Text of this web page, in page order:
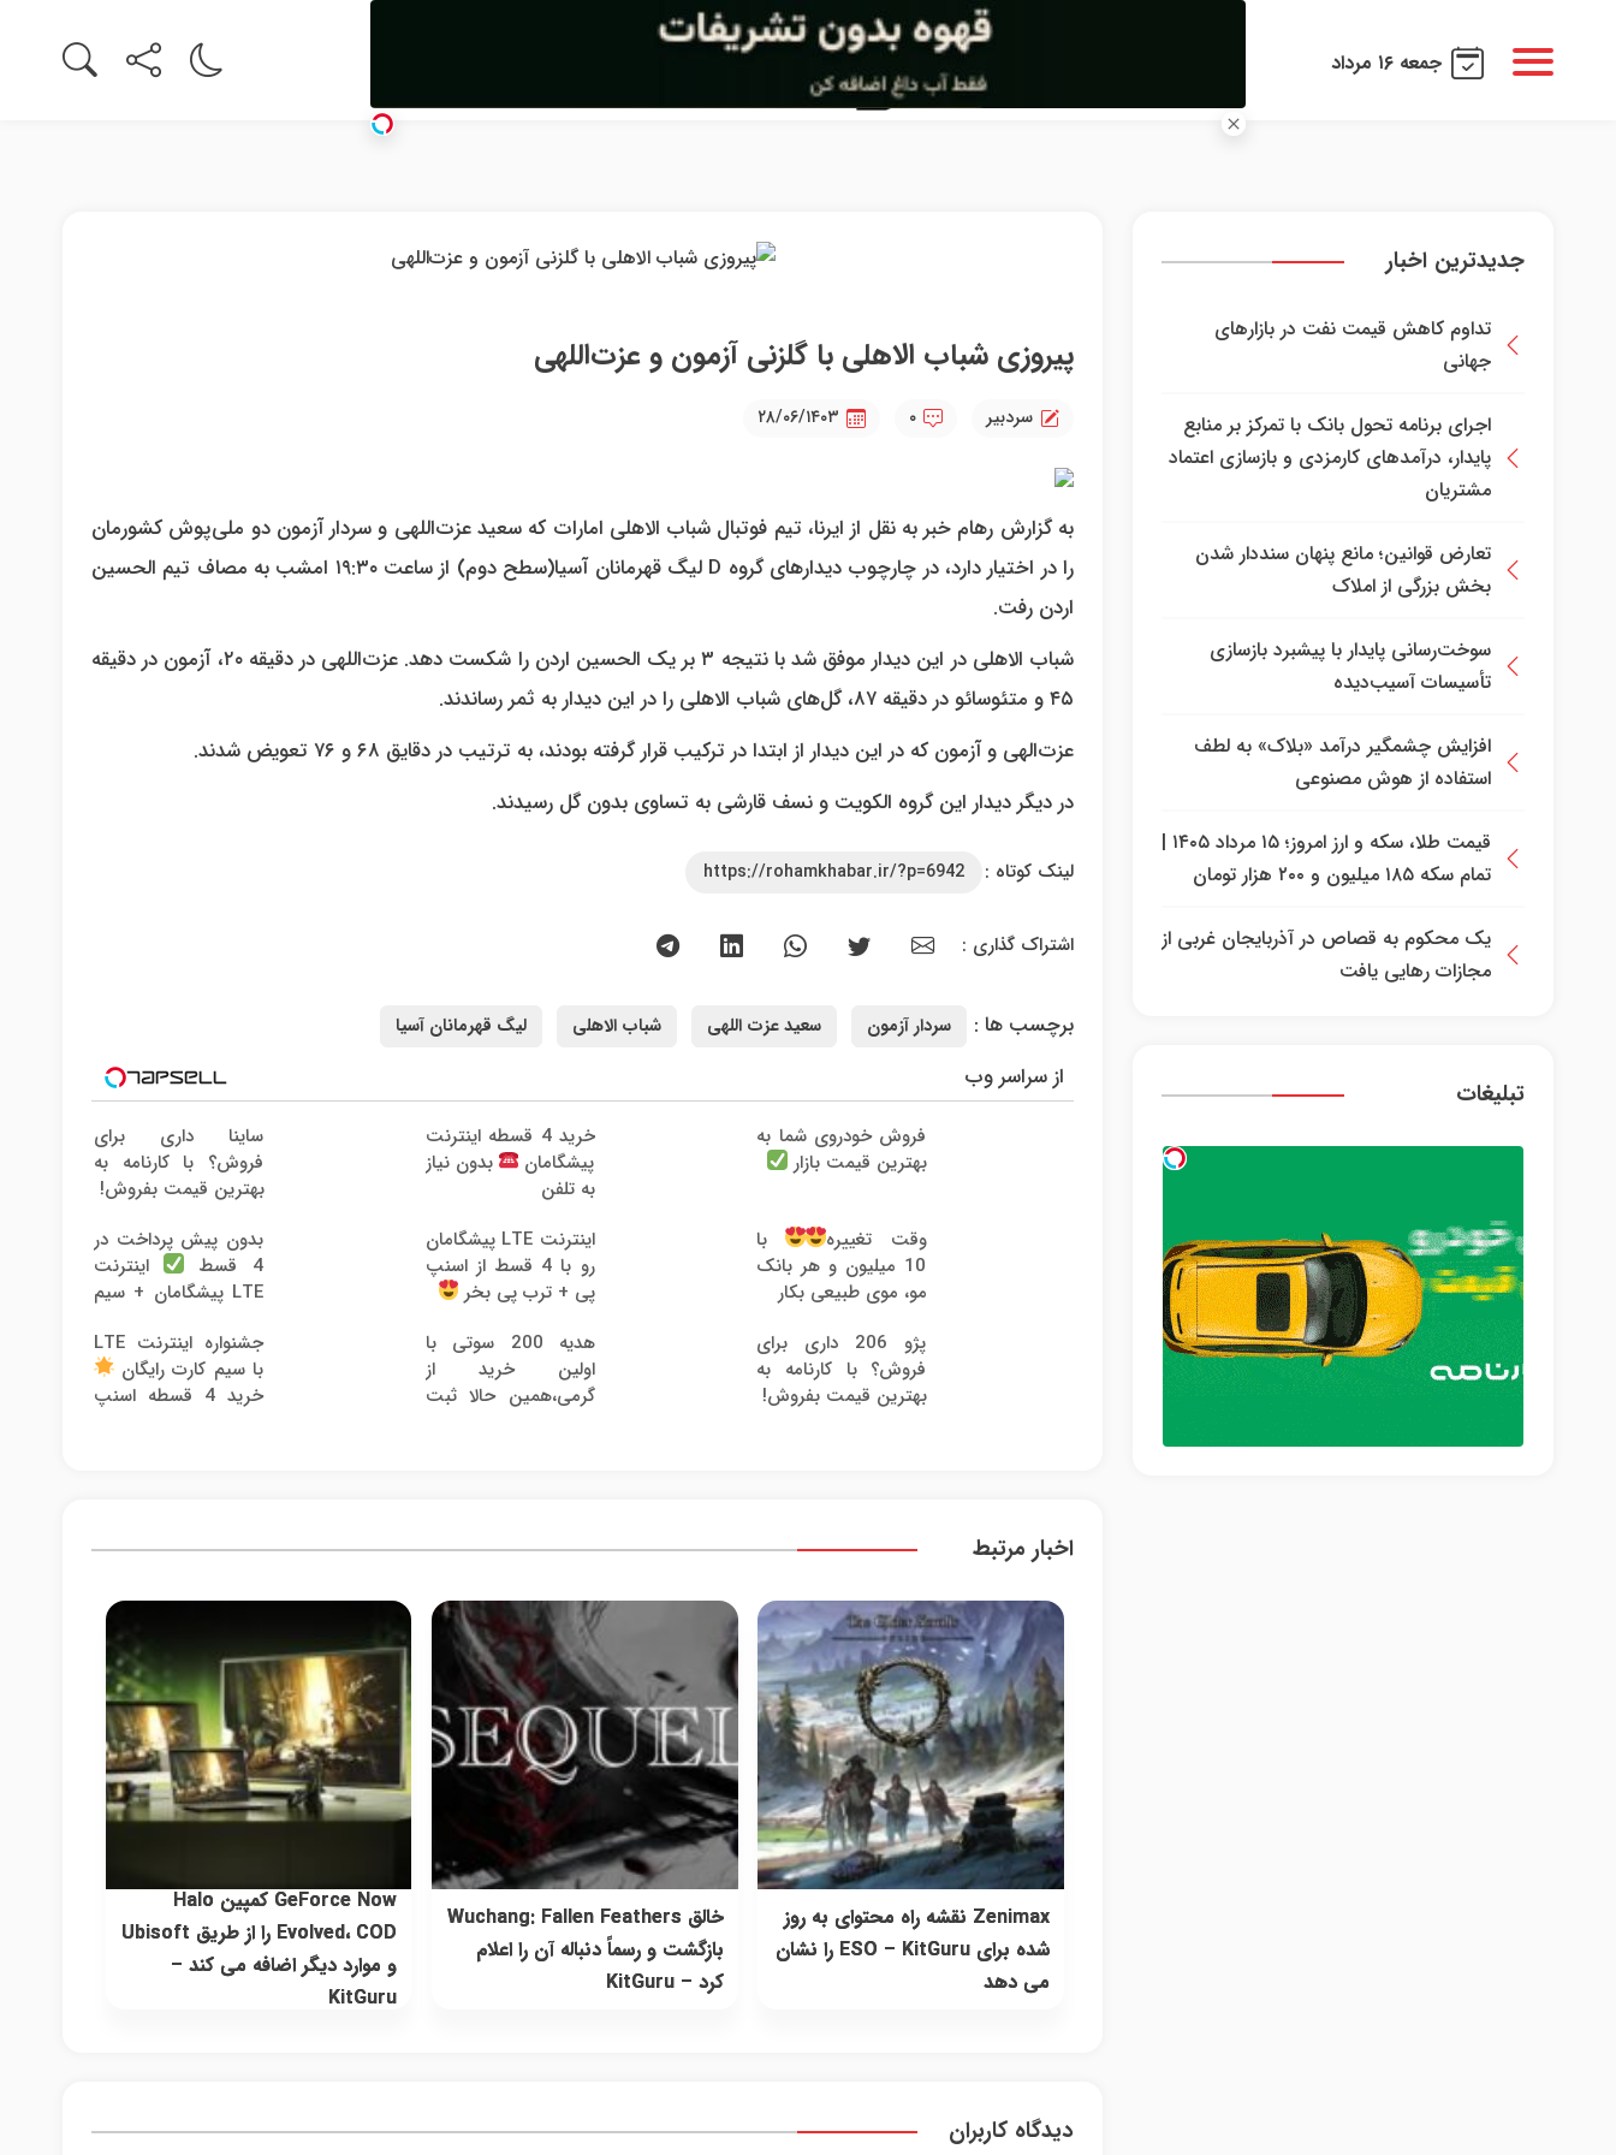
جمعه ۱۶ مرداد
جدیدترین اخبار
تداوم کاهش قیمت نفت در بازارهای
جهانی
اجرای برنامه تحول بانک با تمرکز بر منابع
پایدار، درآمدهای کارمزدی و بازسازی اعتماد
مشتریان
تعارض قوانین؛ مانع پنهان سنددار شدن
بخش بزرگی از املاک
سوخت‌رسانی پایدار با پیشبرد بازسازی
تأسیسات آسیب‌دیده
افزایش چشمگیر درآمد «بلاک» به لطف
استفاده از هوش مصنوعی
قیمت طلا، سکه و ارز امروز؛ ۱۵ مرداد ۱۴۰۵ |
تمام سکه ۱۸۵ میلیون و ۲۰۰ هزار تومان
یک محکوم به قصاص در آذربایجان‌ غربی از
مجازات رهایی یافت
تبلیغات
پیروزی شباب الاهلی با گلزنی آزمون و عزت‌اللهی
سردبیر ۰ ۲۸/۰۶/۱۴۰۳
به گزارش رهام خبر به نقل از ایرنا، تیم فوتبال شباب الاهلی امارات که سعید عزت‌اللهی و سردار آزمون دو ملی‌پوش کشورمان
را در اختیار دارد، در چارچوب دیدارهای گروه D لیگ قهرمانان آسیا(سطح دوم) از ساعت ۱۹:۳۰ امشب به مصاف تیم الحسین
اردن رفت.
شباب الاهلی در این دیدار موفق شد با نتیجه ۳ بر یک الحسین اردن را شکست دهد. عزت‌اللهی در دقیقه ۲۰، آزمون در دقیقه
۴۵ و متئوسائو در دقیقه ۸۷، گل‌های شباب الاهلی را در این دیدار به ثمر رساندند.
عزت‌الهی و آزمون که در این دیدار از ابتدا در ترکیب قرار گرفته بودند، به ترتیب در دقایق ۶۸ و ۷۶ تعویض شدند.
در دیگر دیدار این گروه الکویت و نسف قارشی به تساوی بدون گل رسیدند.
لینک کوتاه : https://rohamkhabar.ir/?p=6942
اشتراک گذاری :
برچسب ها : سردار آزمون سعید عزت اللهی شباب الاهلی لیگ قهرمانان آسیا
از سراسر وب
فروش خودروی شما به
بهترین قیمت بازار
خرید 4 قسطه اینترنت
پیشگامان
بدون نیاز
به تلفن
ساینا داری برای
فروش؟ با کارنامه به
بهترین قیمت بفروش!
وقت تغییره
با
10 میلیون و هر بانک
مو، موی طبیعی بکار
اینترنت LTE پیشگامان
رو با 4 قسط از اسنپ
پی + ترب پی بخر
بدون پیش پرداخت در
4 قسط
اینترنت
LTE پیشگامان + سیم
پژو 206 داری برای
فروش؟ با کارنامه به
بهترین قیمت بفروش!
هدیه 200 سوتی با
اولین خرید از
گرمی،همین حالا ثبت
جشنواره اینترنت LTE
با سیم کارت رایگان
خرید 4 قسطه اسنپ
اخبار مرتبط
Zenimax نقشه راه محتوای به روز
شده برای ESO – KitGuru را نشان
می دهد
خالق Wuchang: Fallen Feathers
بازگشت و رسماً دنباله آن را اعلام
کرد – KitGuru
GeForce Now کمپین Halo
Evolved، COD را از طریق Ubisoft
و موارد دیگر اضافه می کند –
KitGuru
دیدگاه کاربران